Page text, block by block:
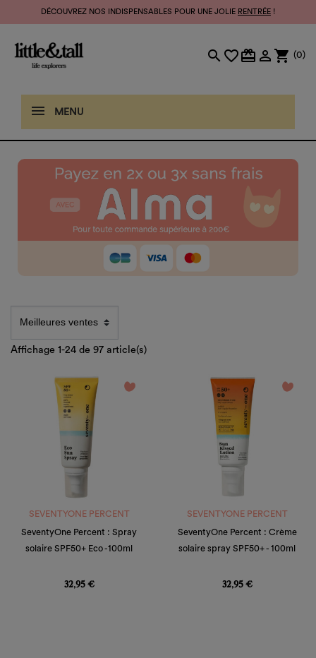
DÉCOUVREZ NOS INDISPENSABLES POUR UNE JOLIE RENTRÉE !
search favorite_bordercard_giftcard  shopping_cart (0)
MENU
Affichage 1-24 de 97 article(s)
favorite_border
SEVENTYONE PERCENT
SeventyOne Percent : Spray
solaire SPF50+ Eco -100ml
32,95 €
favorite_border
SEVENTYONE PERCENT
SeventyOne Percent : Crème
solaire spray SPF50+ - 100ml
32,95 €